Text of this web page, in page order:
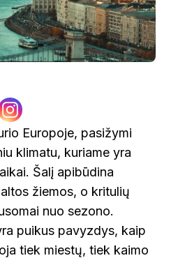
Europoje, pasižymi
klimatu, kuriame yra
Šalį apibūdina
žiemos, o kritulių
nuo sezono.
puikus pavyzdys, kaip
tiek miestų, tiek kaimo